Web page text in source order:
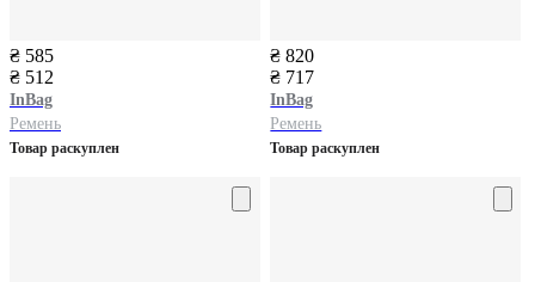
₴ 585
₴ 512
InBag
Ремень
Товар раскуплен
₴ 820
₴ 717
InBag
Ремень
Товар раскуплен